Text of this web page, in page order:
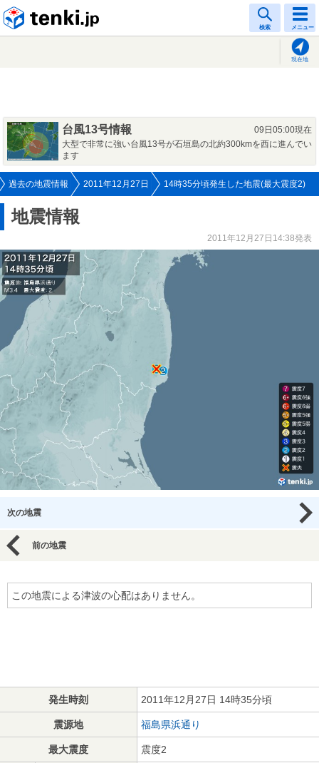
検索 メニュー
現在地
台風13号情報
09日05:00現在
大型で非常に強い台風13号が石垣島の北約300kmを西に進んでい
ます
過去の地震情報 2011年12月27日 14時35分頃発生した地震(最大震度2)
地震情報
2011年12月27日14:38発表
次の地震
前の地震
この地震による津波の心配はありません。
発生時刻 2011年12月27日 14時35分頃
震源地 福島県浜通り
最大震度 震度2